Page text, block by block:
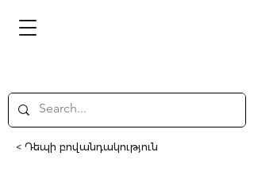
< Դեպի բովանդակություն